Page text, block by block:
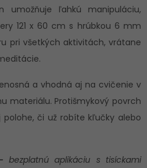
umožňuje ľahkú manipuláciu,
121 x 60 cm s hrúbkou 6 mm
pri všetkých aktivitách, vrátane
a vhodná aj na cvičenie v
materiálu. Protišmykový povrch
polohe, či už robíte kľučky alebo
bezplatnú aplikáciu s tisíckami